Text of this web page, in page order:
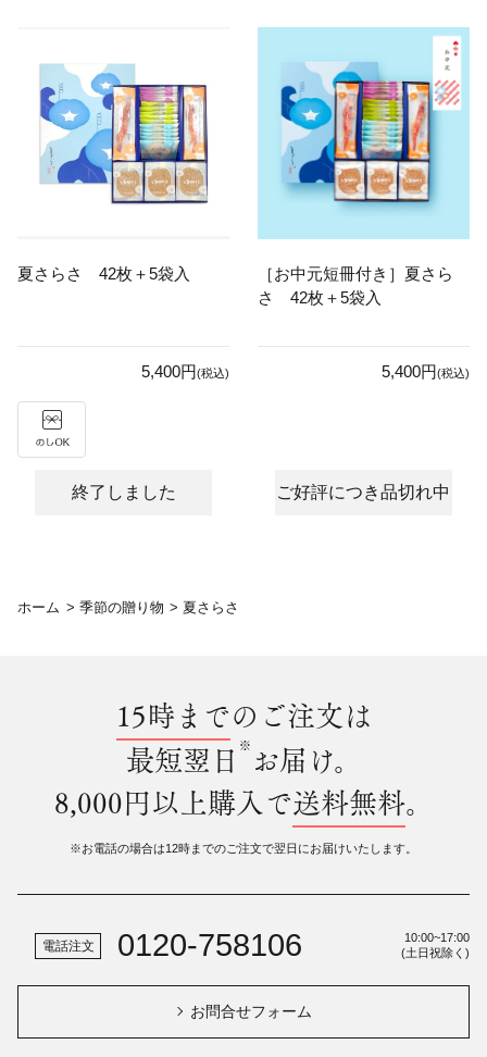
夏さらさ 42枚＋5袋入
5,400円(税込)
終了しました
［お中元短冊付き］夏さら
さ 42枚＋5袋入
5,400円(税込)
ご好評につき品切れ中
ホーム > 季節の贈り物 > 夏さらさ
15時までのご注文は
最短翌日 ※ お届け。
8,000円以上購入で送料無料。
※お電話の場合は12時までのご注文で翌日にお届けいたします。
電話注文 0120-758106
10:00~17:00
(土日祝除く)
お問合せフォーム